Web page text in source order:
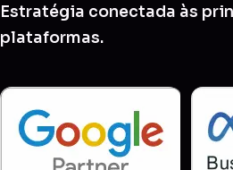
Estratégia conectada às
plataformas.